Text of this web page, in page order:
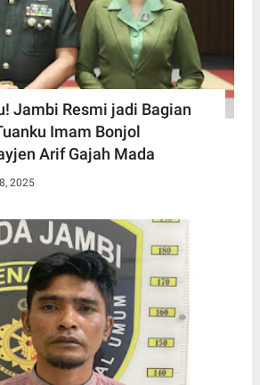
Jambi Resmi jadi Bagian
Imam Bonjol
Arif Gajah Mada
2025